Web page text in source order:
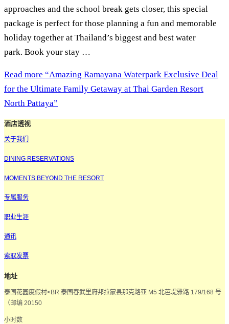
approaches and the school break gets closer, this special
package is perfect for those planning a fun and memorable
holiday together at Thailand’s biggest and best water
park. Book your stay …
Read more “Amazing Ramayana Waterpark Exclusive Deal
for the Ultimate Family Getaway at Thai Garden Resort
North Pattaya”
酒店透视
关于我们
DINING RESERVATIONS
MOMENTS BEYOND THE RESORT
专属服务
职业生涯
通讯
索取发票
地址
泰国花园度假村<BR 泰国春武里府邦拉蒙县那克路亚 M5 北芭堤雅路 179/168 号
（邮编 20150
小时数